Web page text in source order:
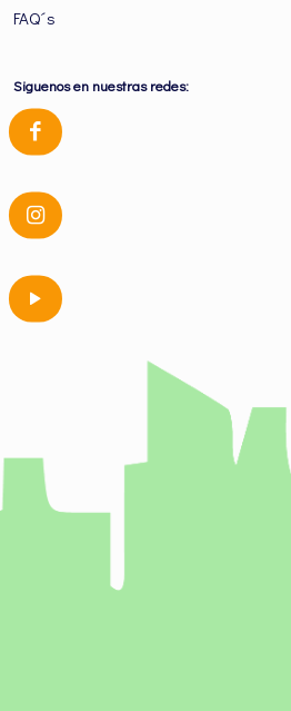
FAQ´s
Siguenos en nuestras redes: